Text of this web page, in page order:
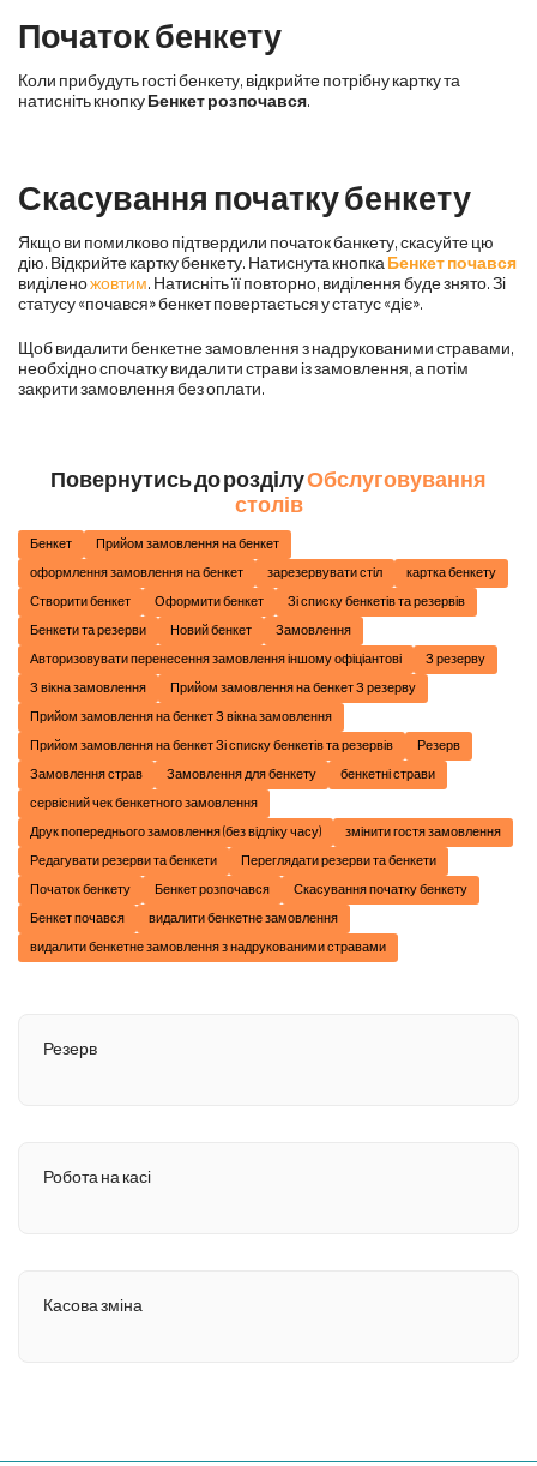
Початок бенкету
Коли прибудуть гості бенкету, відкрийте потрібну картку та
натисніть кнопкуБенкет розпочався.
Скасування початку бенкету
Якщо ви помилково підтвердили початок банкету, скасуйте цю
дію. Відкрийте картку бенкету. Натиснута кнопкаБенкет почався
виділеножовтим. Натисніть її повторно, виділення буде знято. Зі
статусу «почався» бенкет повертається у статус «діє».
Щоб видалити бенкетне замовлення з надрукованими стравами,
необхідно спочатку видалити страви із замовлення, а потім
закрити замовлення без оплати.
Повернутись до розділуОбслуговування
столів
Бенкет
Прийом замовлення на бенкет
оформлення замовлення на бенкет
зарезервувати стіл
картка бенкету
Створити бенкет
Оформити бенкет
Зі списку бенкетів та резервів
Бенкети та резерви
Новий бенкет
Замовлення
Авторизовувати перенесення замовлення іншому офіціантові
З резерву
З вікна замовлення
Прийом замовлення на бенкет З резерву
Прийом замовлення на бенкет З вікна замовлення
Прийом замовлення на бенкет Зі списку бенкетів та резервів
Резерв
Замовлення страв
Замовлення для бенкету
бенкетні страви
сервісний чек бенкетного замовлення
Друк попереднього замовлення (без відліку часу)
змінити гостя замовлення
Редагувати резерви та бенкети
Переглядати резерви та бенкети
Початок бенкету
Бенкет розпочався
Скасування початку бенкету
Бенкет почався
видалити бенкетне замовлення
видалити бенкетне замовлення з надрукованими стравами
Резерв
Робота на касі
Касова зміна